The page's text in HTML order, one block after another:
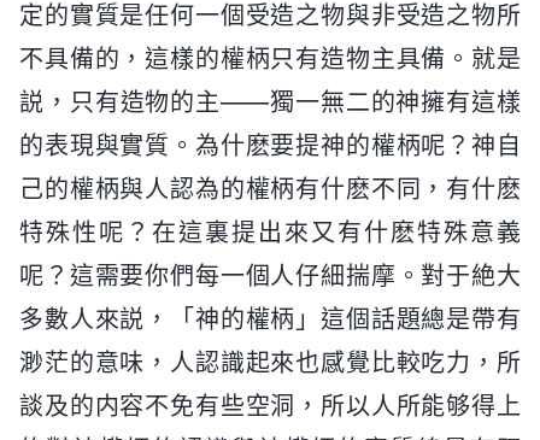
定的實質是任何一個受造之物與非受造之物所
不具備的，這樣的權柄只有造物主具備。就是
説，只有造物的主——獨一無二的神擁有這樣
的表現與實質。為什麽要提神的權柄呢？神自
己的權柄與人認為的權柄有什麽不同，有什麽
特殊性呢？在這裏提出來又有什麽特殊意義
呢？這需要你們每一個人仔細揣摩。對于絶大
多數人來説，「神的權柄」這個話題總是帶有
渺茫的意味，人認識起來也感覺比較吃力，所
談及的内容不免有些空洞，所以人所能够得上